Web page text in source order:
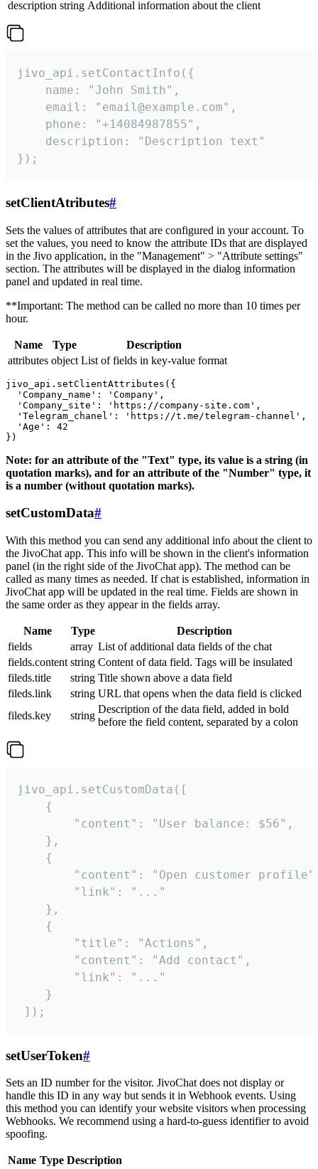
description string Additional information about the client
jivo_api.setContactInfo({
    name: "John Smith",
    email: "email@example.com",
    phone: "+14084987855",
    description: "Description text"
});
setClientAtributes#
Sets the values ​​of attributes that are configured in your account. To
set the values, you need to know the attribute IDs that are displayed
in the Jivo application, in the "Management" > "Attribute settings"
section. The attributes will be displayed in the dialog information
panel and updated in real time.
**Important: The method can be called no more than 10 times per
hour.
Name Type
Description
attributes object List of fields in key-value format
jivo_api.setClientAttributes({
  'Company_name': 'Company',
  'Company_site': 'https://company-site.com',
  'Telegram_chanel': 'https://t.me/telegram-channel',
  'Age': 42
Note: for an attribute of the "Text" type, its value is a string (in
quotation marks), and for an attribute of the "Number" type, it
is a number (without quotation marks).
setCustomData#
With this method you can send any additional info about the client to
the JivoChat app. This info will be shown in the client's information
panel (in the right side of the JivoChat app). The method can be
called as many times as needed. If chat is established, information in
JivoChat app will be updated in the real time. Fields are shown in
the same order as they appear in the fields array.
Name Type
Description
fields
array List of additional data fields of the chat
fields.content string Content of data field. Tags will be insulated
fileds.title
string Title shown above a data field
fileds.link
string URL that opens when the data field is clicked
fileds.key
string
Description of the data field, added in bold
before the field content, separated by a colon
jivo_api.setCustomData([
    {
        "content": "User balance: $56",
    },
    {
"content": "Open customer
        "link": "..."
    },
    {
        "title": "Actions",
        "content": "Add contact",
        "link": "..."
    }
]);
setUserToken#
Sets an ID number for the visitor. JivoChat does not display or
handle this ID in any way but sends it in Webhook events. Using
this method you can identify your website visitors when processing
Webhooks. We recommend using a hard-to-guess identifier to avoid
spoofing.
Name Type Description